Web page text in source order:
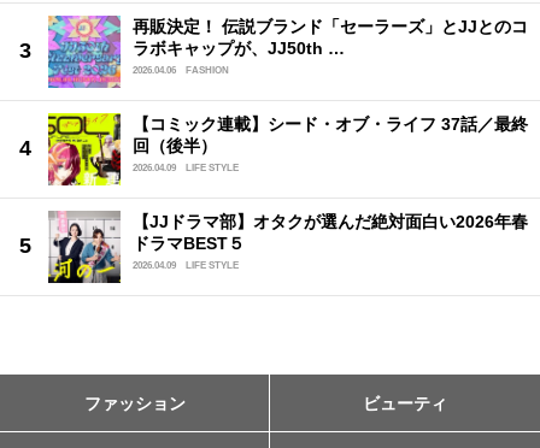
再販決定！ 伝説ブランド「セーラーズ」とJJとのコ
ラボキャップが、JJ50th …
2026.04.06 FASHION
【コミック連載】シード・オブ・ライフ 37話／最終
回（後半）
2026.04.09 LIFE STYLE
【JJドラマ部】オタクが選んだ絶対面白い2026年春
ドラマBEST５
2026.04.09 LIFE STYLE
ファッション ビューティ